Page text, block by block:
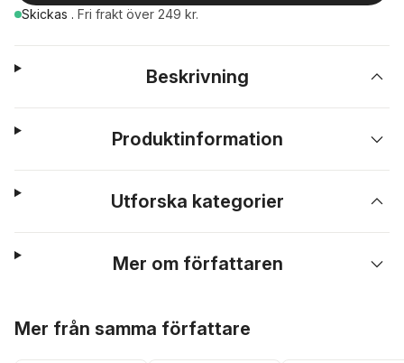
Skickas . Fri frakt över 249 kr.
Beskrivning
Produktinformation
Utforska kategorier
Mer om författaren
Mer från samma författare